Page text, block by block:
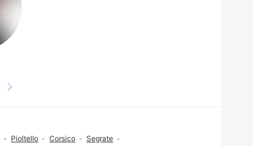
side
Pioltello Corsico
Segrate